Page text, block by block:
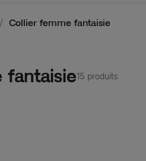
Collier femme fantaisie
fantaisie15 produits